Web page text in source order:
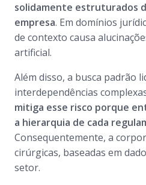
solidamente estruturados
empresa. Em domínios
de contexto causa
artificial.
Além disso, a busca padrão
interdependências
mitiga esse risco porque
a hierarquia de cada
Consequentemente, a
cirúrgicas, baseadas em
setor.